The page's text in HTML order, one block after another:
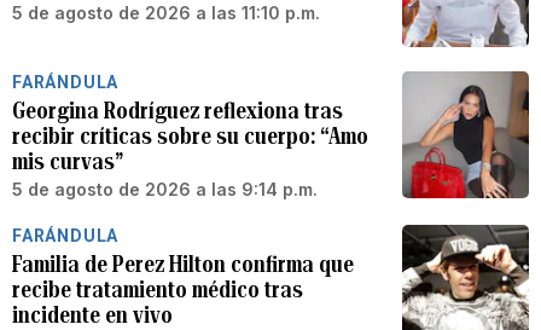
5 de agosto de 2026 a las 11:10 p.m.
FARÁNDULA
Georgina Rodríguez reflexiona tras
recibir críticas sobre su cuerpo: “Amo
mis curvas”
5 de agosto de 2026 a las 9:14 p.m.
FARÁNDULA
Familia de Perez Hilton confirma que
recibe tratamiento médico tras
incidente en vivo